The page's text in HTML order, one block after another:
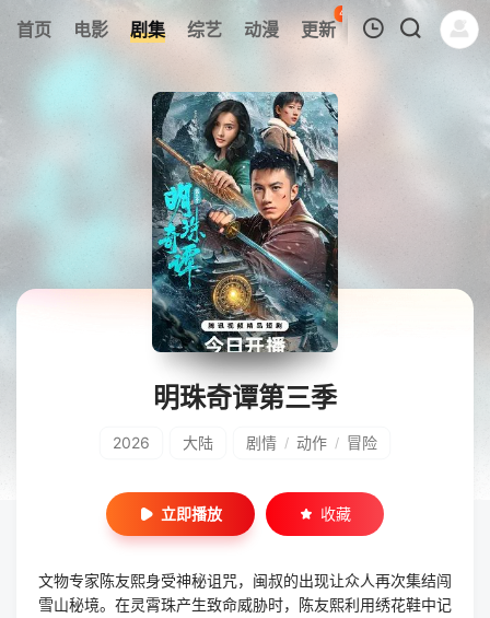
首页 电影 剧集 综艺 动漫 更新
42
热榜 APP
暂无观看影片的记录
明珠奇谭第三季
2026 大陆 剧情 / 动作 / 冒险
立即播放 收藏
文物专家陈友熙身受神秘诅咒，闽叔的出现让众人再次集结闯
雪山秘境。在灵霄珠产生致命威胁时，陈友熙利用绣花鞋中记